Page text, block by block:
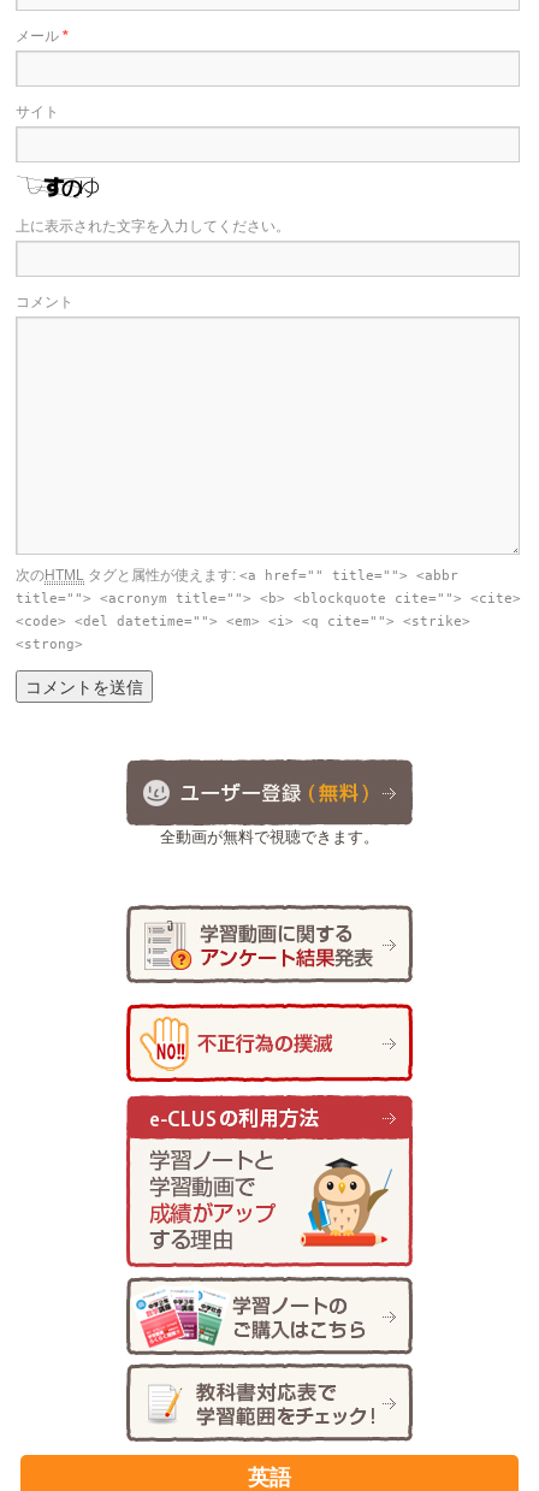
メール*
サイト
上に表示された文字を入力してください。
コメント
次のHTML タグと属性が使えます:<a href="" title=""> <abbr
title=""> <acronym title=""> <b> <blockquote cite=""> <cite>
<code> <del datetime=""> <em> <i> <q cite=""> <strike>
<strong>
全動画が無料で視聴できます。
英語